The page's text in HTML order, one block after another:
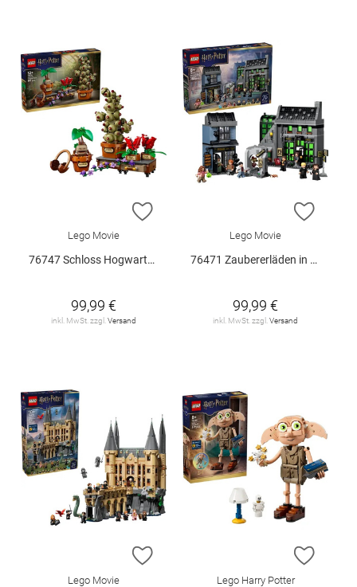
ZUR WUNSCHLISTE HINZUFÜGEN
Lego Movie
76747 Schloss Hogwarts: Kräuterkunde-Pf
99,99 €
inkl. MwSt. zzgl. Versand
ZUR
Lego Movie
76471 Zaubererläden in der Winkelgasse
99,99 €
inkl. MwSt. zzgl. Versand
ZUR WUNSCHLISTE HINZUFÜGEN
Lego Movie
ZUR
Lego Harry Potter